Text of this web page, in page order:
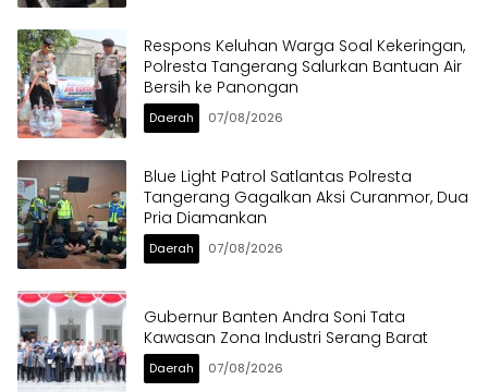
Respons Keluhan Warga Soal Kekeringan,
Polresta Tangerang Salurkan Bantuan Air
Bersih ke Panongan
Daerah 07/08/2026
Blue Light Patrol Satlantas Polresta
Tangerang Gagalkan Aksi Curanmor, Dua
Pria Diamankan
Daerah 07/08/2026
Gubernur Banten Andra Soni Tata
Kawasan Zona Industri Serang Barat
Daerah 07/08/2026